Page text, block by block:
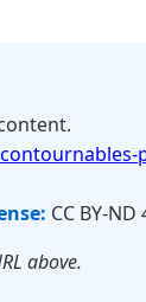
CC BY-ND
above.